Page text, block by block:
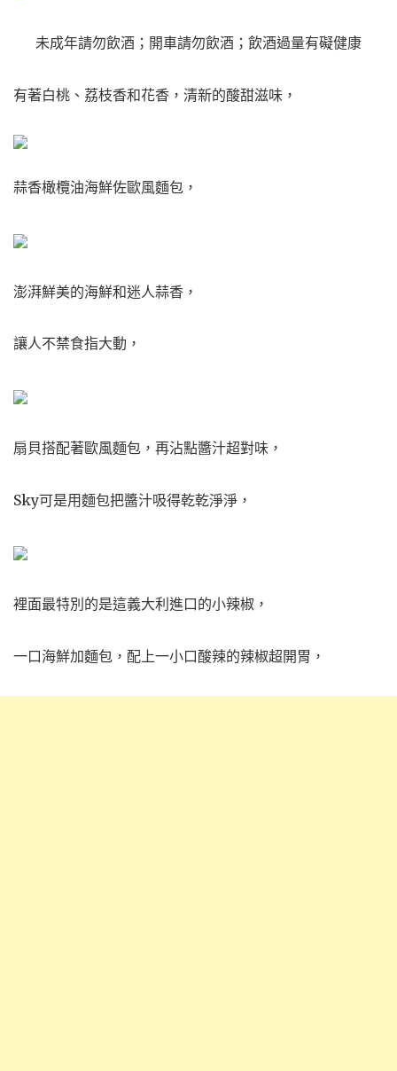
未成年請勿飲酒；開車請勿飲酒；飲酒過量有礙健康
有著白桃、荔枝香和花香，清新的酸甜滋味，
蒜香橄欖油海鮮佐歐風麵包，
澎湃鮮美的海鮮和迷人蒜香，
讓人不禁食指大動，
扇貝搭配著歐風麵包，再沾點醬汁超對味，
Sky可是用麵包把醬汁吸得乾乾淨淨，
裡面最特別的是這義大利進口的小辣椒，
一口海鮮加麵包，配上一小口酸辣的辣椒超開胃，